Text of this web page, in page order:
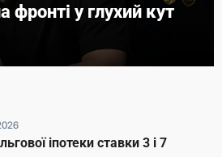
фронті у глухий кут
іпотеки ставки 3 і 7